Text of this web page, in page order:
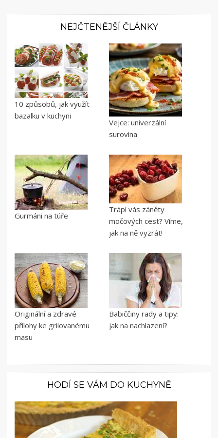
NEJČTENĚJŠÍ ČLÁNKY
10 způsobů, jak využít
bazalku v kuchyni
Vejce: univerzální
surovina
Gurmáni na túře
Trápí vás záněty
močových cest? Víme,
jak na ně vyzrát!
Originální a zdravé
přílohy ke grilovanému
masu
Babiččiny rady a tipy:
jak na nachlazení?
HODÍ SE VÁM DO KUCHYNĚ